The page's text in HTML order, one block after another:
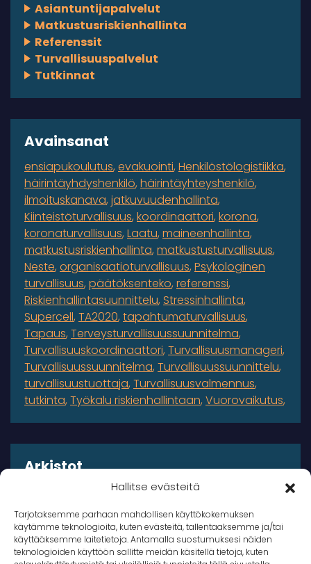
Hallitse evästeitä
Tarjotaksemme parhaan mahdollisen käyttökokemuksen
käytämme teknologioita, kuten evästeitä, tallentaaksemme ja/tai
käyttääksemme laitetietoja. Antamalla suostumuksesi näiden
teknologioiden käyttöön sallitte meidän käsitellä tietoja, kuten
Asiantuntijapalvelut
Matkustusriskienhallinta
Referenssit
Turvallisuuspalvelut
Tutkinnat
Avainsanat
ensiapukoulutus evakuointi Henkilöstölogistiikka
häirintäyhdyshenkilö häirintäyhteyshenkilö
ilmoituskanava jatkuvuudenhallinta
Kiinteistöturvallisuus koordinaattori korona
koronaturvallisuus Laatu maineenhallinta
matkustusriskienhallinta matkustusturvallisuus
Neste organisaatioturvallisuus Psykologinen
turvallisuus päätöksenteko referenssi
Riskienhallintasuunnittelu Stressinhallinta
Supercell TA2020 tapahtumaturvallisuus
Tapaus Terveysturvallisuussuunnitelma
Turvallisuuskoordinaattori Turvallisuusmanageri
Turvallisuussuunnitelma Turvallisuussuunnittelu
turvallisuustuottaja Turvallisuusvalmennus
tutkinta Työkalu riskienhallintaan Vuorovaikutus
Arkistot